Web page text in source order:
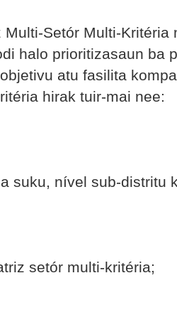
Setór Multi-Kritéria
halo prioritizasaun ba
atu fasilita
hirak tuir-mai nee:
suku, nível sub-distritu
setór multi-kritéria;